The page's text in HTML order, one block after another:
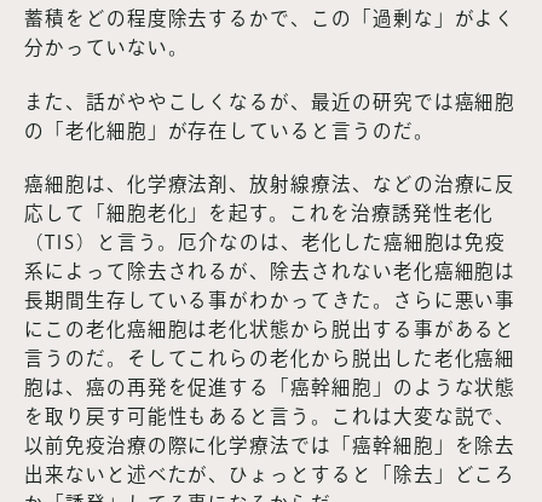
蓄積をどの程度除去するかで、この「過剰な」がよく
分かっていない。
また、話がややこしくなるが、最近の研究では癌細胞
の「老化細胞」が存在していると言うのだ。
癌細胞は、化学療法剤、放射線療法、などの治療に反
応して「細胞老化」を起す。これを治療誘発性老化
（TIS）と言う。厄介なのは、老化した癌細胞は免疫
系によって除去されるが、除去されない老化癌細胞は
長期間生存している事がわかってきた。さらに悪い事
にこの老化癌細胞は老化状態から脱出する事があると
言うのだ。そしてこれらの老化から脱出した老化癌細
胞は、癌の再発を促進する「癌幹細胞」のような状態
を取り戻す可能性もあると言う。これは大変な説で、
以前免疫治療の際に化学療法では「癌幹細胞」を除去
出来ないと述べたが、ひょっとすると「除去」どころ